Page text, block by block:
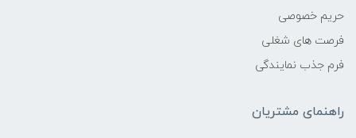
حریم خصوصی
فرصت های شغلی
فرم جذب نمایندگی
راهنمای مشتریان